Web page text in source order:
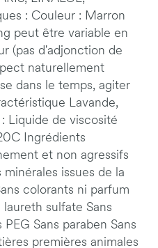
: Couleur : Marron
peut être variable en
(pas d'adjonction de
naturellement
dans le temps, agiter
Lavande,
Liquide de viscosité
Ingrédients
et non agressifs
minérales issues de la
colorants ni parfum
sulfate Sans
Sans paraben Sans
premières animales